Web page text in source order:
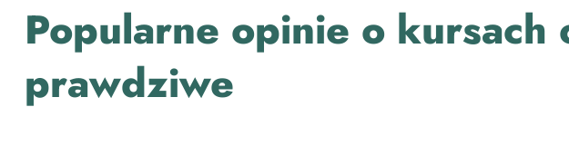
Popularne opinie o
prawdziwe